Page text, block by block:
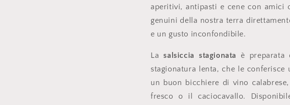
aperitivi, antipasti e cene con amici
genuini della nostra terra
e un gusto inconfondibile.
Lasalsiccia stagionata
è preparata
stagionatura lenta, che le conferisce
un buon bicchiere di vino
fresco o il caciocavallo.